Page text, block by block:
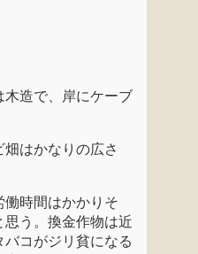
造で、岸にケーブ
はかなりの広さ
時間はかかりそ
う。換金作物は近
コがジリ貧になる